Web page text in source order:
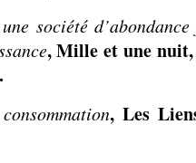
société
, Mille et une
, Les